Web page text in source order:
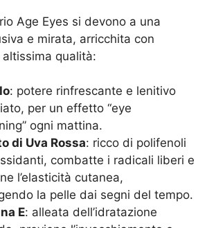
Age Eyes si devono a una
e mirata, arricchita con
qualità:
: potere rinfrescante e lenitivo
per un effetto “eye
ogni mattina.
di Uva Rossa: ricco di polifenoli
combatte i radicali liberi e
l’elasticità cutanea,
la pelle dai segni del tempo.
E: alleata dell’idratazione